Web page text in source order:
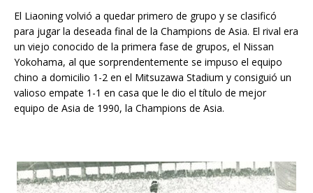
El Liaoning volvió a quedar primero de grupo y se clasificó
para jugar la deseada final de la Champions de Asia. El rival era
un viejo conocido de la primera fase de grupos, el Nissan
Yokohama, al que sorprendentemente se impuso el equipo
chino a domicilio 1-2 en el Mitsuzawa Stadium y consiguió un
valioso empate 1-1 en casa que le dio el título de mejor
equipo de Asia de 1990, la Champions de Asia.